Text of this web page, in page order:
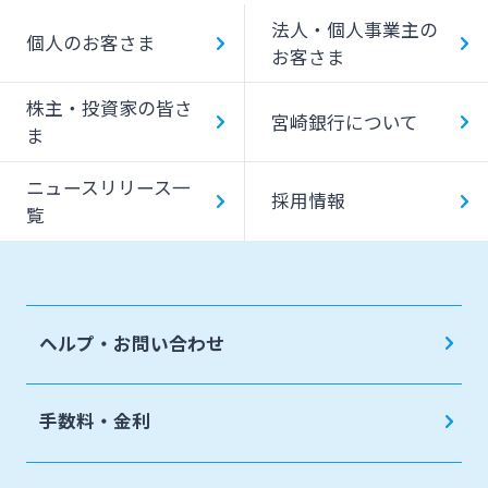
みやぎんMikatanoシリーズ
ログオン
個人のお客さま
個人のお客さま
法人・個人事業主の
お客さま
株主・投資家の皆さ
ま
宮崎銀行について
ニュースリリース一
覧
採用情報
ヘルプ・お問い合わせ
手数料・金利